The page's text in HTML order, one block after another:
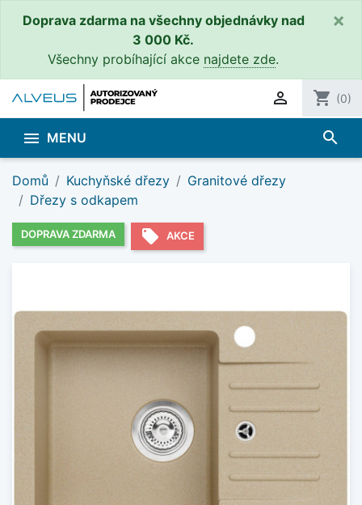
Doprava zdarma na všechny objednávky nad
3 000 Kč.
Všechny probíhající akce najdete zde.
×
 shopping_cart (0)
 MENU search
Domů Kuchyňské dřezy
Granitové dřezy
Dřezy s odkapem
DOPRAVA ZDARMA local_offer AKCE